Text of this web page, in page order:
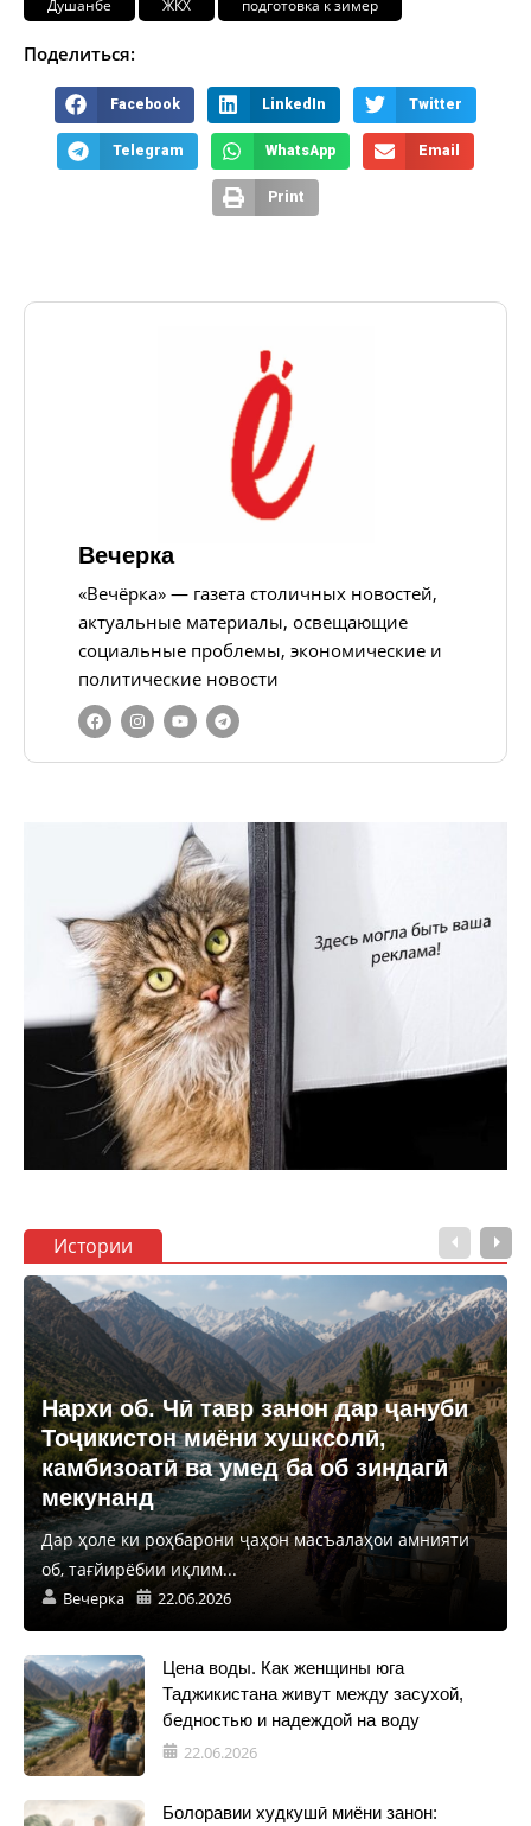
Душанбе ЖКХ подготовка к зимер
Поделиться:
Facebook LinkedIn Twitter
Telegram WhatsApp Email
Print
Вечерка
«Вечёрка» — газета столичных новостей,
актуальные материалы, освещающие
социальные проблемы, экономические и
политические новости
Истории
Нархи об. Чӣ тавр занон дар ҷануби
Тоҷикистон миёни хушксолӣ,
камбизоатӣ ва умед ба об зиндагӣ
мекунанд
Дар ҳоле ки роҳбарони ҷаҳон масъалаҳои амнияти
об, тағйирёбии иқлим...
Вечерка 22.06.2026
Цена воды. Как женщины юга
Таджикистана живут между засухой,
бедностью и надеждой на воду
22.06.2026
Болоравии худкушӣ миёни занон: